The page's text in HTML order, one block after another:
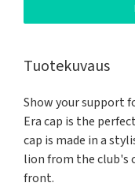
Tuotekuvaus
Show your support
Era cap is the
cap is made in a
lion from the club's
front.